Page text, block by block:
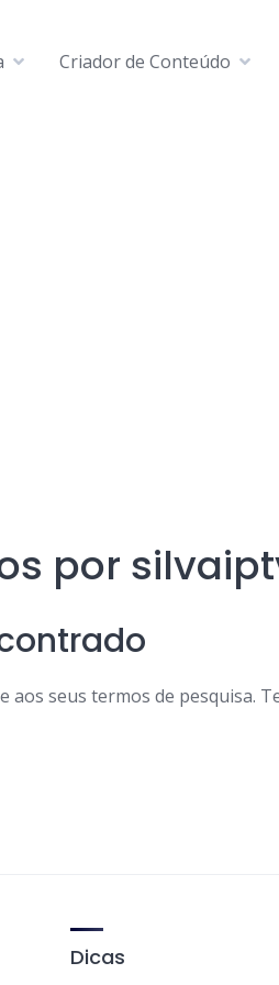
Criador de Conteúdo
por
aos seus termos de pesquisa.
Dicas